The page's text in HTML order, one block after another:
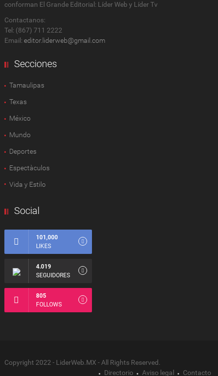
conforman El Grande Editorial: Líder Web y Líder Tv
Contactanos:
Tel: (867) 711 2222
Email: editor.liderweb@gmail.com
Secciones
Tamaulipas
Texas
México
Mundo
Deportes
Espectàculos
Vida y Estilo
Social
101,000
LIKES
4.019
SEGUIDORES
805
FOLLOWS
Copyright 2022 - LiderWeb.MX - All Rights Reserved.
Directorio
Aviso legal Contacto